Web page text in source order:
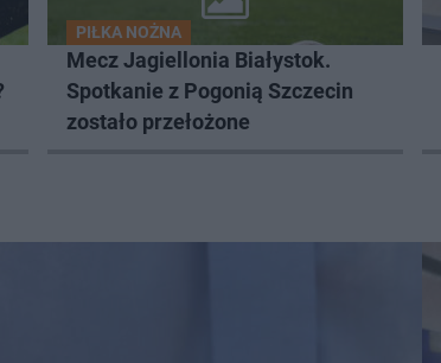
PIŁKA NOŻNA
Mecz Jagiellonia Białystok.
Spotkanie z Pogonią Szczecin
zostało przełożone